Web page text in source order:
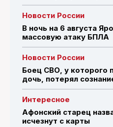
Новости России
В ночь на 6 августа
массовую атаку БПЛА
Новости России
Боец СВО, у которого
дочь, потерял
Интересное
Афонский старец
исчезнут с карты